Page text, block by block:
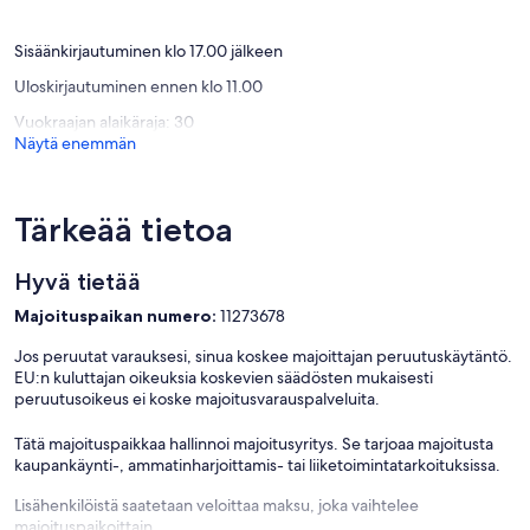
It is fully equipped which makes it suitable for preparing any meal,
dinner. Spacious countertops provide plenty of room to work your
MasterChef magic.
✔ Microwave
✔ Toaster
✔ Coffee Maker
✔ Refrigerator/Freezer
✔ Blender
✔ Dishwasher
✔ Sink - Hot & Cold Water
✔ Glasses
✔ Silverware
✔ Pots & Pans
✔ Garbage Disposal
Have a few drinks on the terrace while the food is getting ready.
Once it`s done, serve it on the dining table and enjoy a tasty meal
with your loved ones.
Sisäänkirjautuminen klo 17.00 jälkeen
Uloskirjautuminen ennen klo 11.00
Vuokraajan alaikäraja: 30
Näytä enemmän
Tärkeää tietoa
Hyvä tietää
Majoituspaikan numero: 11273678
Jos peruutat varauksesi, sinua koskee majoittajan peruutuskäytäntö.
EU:n kuluttajan oikeuksia koskevien säädösten mukaisesti
peruutusoikeus ei koske majoitusvarauspalveluita.
Tätä majoituspaikkaa hallinnoi majoitusyritys. Se tarjoaa majoitusta
kaupankäynti-, ammatinharjoittamis- tai liiketoimintatarkoituksissa.
Lisähenkilöistä saatetaan veloittaa maksu, joka vaihtelee